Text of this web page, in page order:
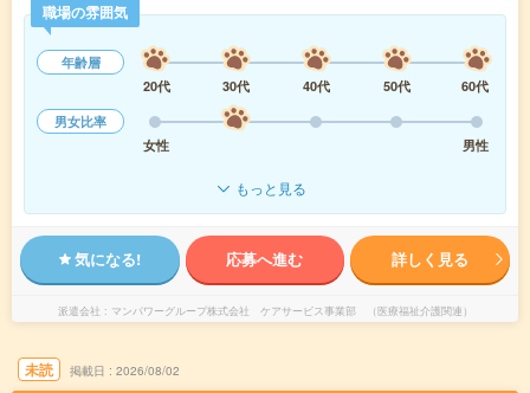
職場の雰囲気
年齢層
20代
30代 40代 50代
60代
男女比率
女性
男性
もっと見る
気になる! 応募へ進む 詳しく見る
派遣会社 マンパワーグループ株式会社 ケアサービス事業部 （医療福祉介護関連）
未読 掲載日 2026/08/02